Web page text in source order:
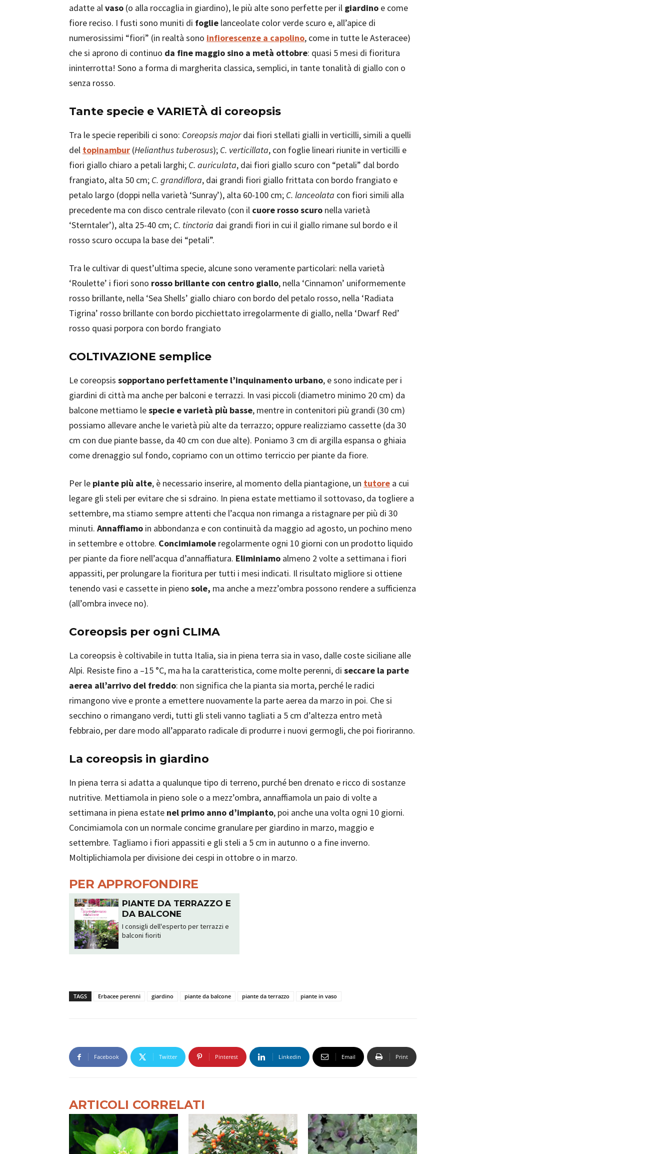
adatte alvaso (o alla roccaglia in giardino), le più alte sono perfette per il giardino e come
fiore reciso. I fusti sono muniti di foglie lanceolate color verde scuro e, all’apice di
numerosissimi “fiori” (in realtà sono infiorescenze a capolino, come in tutte le Asteracee)
che si aprono di continuo da fine maggio sino a metà ottobre: quasi 5 mesi di fioritura
ininterrotta! Sono a forma di margherita classica, semplici, in tante tonalità di giallo con o
senza rosso.
Tante specie e VARIETÀ di coreopsis
Tra le specie reperibili ci sono: Coreopsis majordai fiori stellati gialli in verticilli, simili a quelli
del topinambur (Helianthus tuberosus); C. verticillata, con foglie lineari riunite in verticilli e
fiori giallo chiaro a petali larghi; C. auriculata, dai fiori giallo scuro con “petali” dal bordo
frangiato, alta 50 cm; C. grandiflora, dai grandi fiori giallo frittata con bordo frangiato e
petalo largo (doppi nella varietà ‘Sunray’), alta 60-100 cm; C. lanceolata con fiori simili alla
precedente ma con disco centrale rilevato (con il cuore rosso scuro nella varietà
‘Sterntaler’), alta 25-40 cm; C. tinctoria dai grandi fiori in cui il giallo rimane sul bordo e il
rosso scuro occupa la base dei “petali”.
Tra le cultivar di quest’ultima specie, alcune sono veramente particolari: nella varietà
‘Roulette’ i fiori sono rosso brillante con centro giallo, nella ‘Cinnamon’ uniformemente
rosso brillante, nella ‘Sea Shells’ giallo chiaro con bordo del petalo rosso, nella ‘Radiata
Tigrina’ rosso brillante con bordo picchiettato irregolarmente di giallo, nella ‘Dwarf Red’
rosso quasi porpora con bordo frangiato
COLTIVAZIONE semplice
Le coreopsis sopportano perfettamente l’inquinamento urbano, e sono indicate per i
giardini di città ma anche per balconi e terrazzi. In vasi piccoli (diametro minimo 20 cm) da
balcone mettiamo lespecie e varietà più basse, mentre in contenitori più grandi (30 cm)
possiamo allevare anche le varietà più alte da terrazzo; oppure realizziamo cassette (da 30
cm con due piante basse, da 40 cm con due alte). Poniamo 3 cm di argilla espansa o ghiaia
come drenaggio sul fondo, copriamo con un ottimo terriccio per piante da fiore.
Per le piante più alte, è necessario inserire, al momento della piantagione, un tutore a cui
legare gli steli per evitare che si sdraino. In piena estate mettiamo il sottovaso, da togliere a
settembre, ma stiamo sempre attenti che l’acqua non rimanga a ristagnare per più di 30
minuti. Annaffiamo in abbondanza e con continuità da maggio ad agosto, un pochino meno
in settembre e ottobre. Concimiamole regolarmente ogni 10 giorni con un prodotto liquido
per piante da fiore nell’acqua d’annaffiatura. Eliminiamo almeno 2 volte a settimana i fiori
appassiti, per prolungare la fioritura per tutti i mesi indicati. Il risultato migliore si ottiene
tenendo vasi e cassette in pieno sole, ma anche a mezz’ombra possono rendere a sufficienza
(all’ombra invece no).
Coreopsis per ogni CLIMA
La coreopsis è coltivabile in tutta Italia, sia in piena terra sia in vaso, dalle coste siciliane alle
Alpi. Resiste fino a –15 °C, ma ha la caratteristica, come molte perenni, di seccare la parte
aerea all’arrivo del freddo: non significa che la pianta sia morta, perché le radici
rimangono vive e pronte a emettere nuovamente la parte aerea da marzo in poi. Che si
secchino o rimangano verdi, tutti gli steli vanno tagliati a 5 cm d’altezza entro metà
febbraio, per dare modo all’apparato radicale di produrre i nuovi germogli, che poi fioriranno.
La coreopsis in giardino
In piena terra si adatta a qualunque tipo di terreno, purché ben drenato e ricco di sostanze
nutritive. Mettiamola in pieno sole o a mezz’ombra, annaffiamola un paio di volte a
settimana in piena estate nel primo anno d’impianto, poi anche una volta ogni 10 giorni.
Concimiamola con un normale concime granulare per giardino in marzo, maggio e
settembre. Tagliamo i fiori appassiti e gli steli a 5 cm in autunno o a fine inverno.
Moltiplichiamola per divisione dei cespi in ottobre o in marzo.
PER APPROFONDIRE
PIANTE DA TERRAZZO E
DA BALCONE
I consigli dell'esperto per terrazzi e
balconi fioriti
TAGS Erbacee perenni giardino piante da balcone piante da terrazzo piante in vaso
Facebook Twitter Pinterest Linkedin Email Print
ARTICOLI CORRELATI